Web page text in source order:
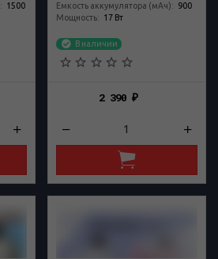
: 1500
Емкость аккумулятора (мАч): 900
Мощность: 17 Вт
В наличии
2 390 ₽